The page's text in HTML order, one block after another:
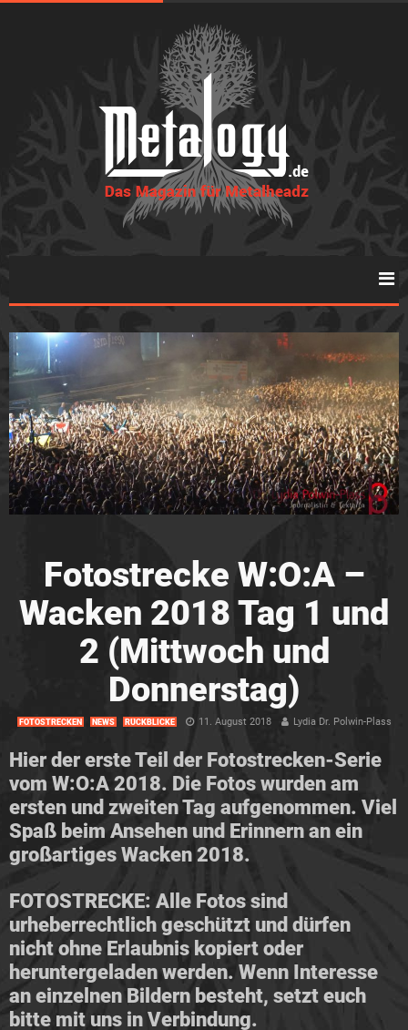
Fotostrecke W:O:A –
Wacken 2018 Tag 1 und
2 (Mittwoch und
Donnerstag)
FOTOSTRECKEN NEWS RÜCKBLICKE 11. August 2018 Lydia Dr. Polwin-Plass
Hier der erste Teil der Fotostrecken-Serie
vom W:O:A 2018. Die Fotos wurden am
ersten und zweiten Tag aufgenommen. Viel
Spaß beim Ansehen und Erinnern an ein
großartiges Wacken 2018.
FOTOSTRECKE: Alle Fotos sind
urheberrechtlich geschützt und dürfen
nicht ohne Erlaubnis kopiert oder
heruntergeladen werden. Wenn Interesse
an einzelnen Bildern besteht, setzt euch
bitte mit uns in Verbindung.